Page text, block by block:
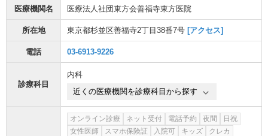
医療機関名 医療法人社団東方会善福寺東方医院
所在地 東京都杉並区善福寺2丁目38番7号 [アクセス]
電話 03-6913-9226
診療科目
内科
近くの医療機関を診療科目から探す
オンライン診療 ネット受付 電話予約 夜間
日祝
女性医師
スマホ保険証 入院可 キッズ
クレカ